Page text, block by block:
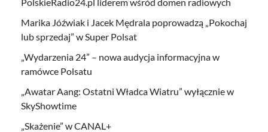
Marika Jóźwiak i Jacek Mędrala poprowadzą „Pokochaj
lub sprzedaj” w Super Polsat
„Wydarzenia 24” – nowa audycja informacyjna w
ramówce Polsatu
„Awatar Aang: Ostatni Władca Wiatru” wyłącznie w
SkyShowtime
„Skażenie” w CANAL+